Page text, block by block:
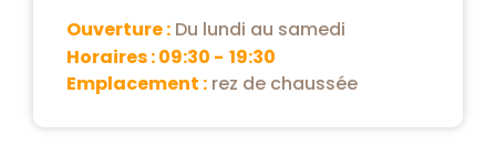
Ouverture : Du lundi au samedi
Horaires : 09:30 - 19:30
Emplacement : rez de chaussée